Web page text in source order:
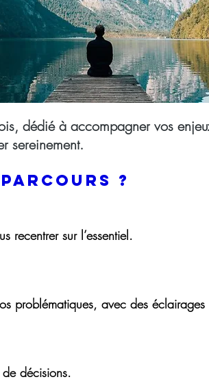
dédié à accompagner vos
sereinement.
?
recentrer sur l’essentiel.
problématiques, avec des
décisions.